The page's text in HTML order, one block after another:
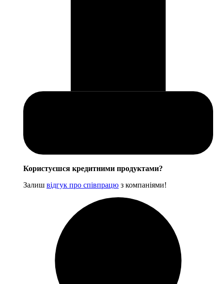
Користуєшся кредитними продуктами?
Залиш відгук про співпрацю з компаніями!